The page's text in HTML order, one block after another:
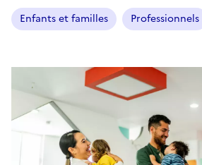
Enfants et familles Professionnels